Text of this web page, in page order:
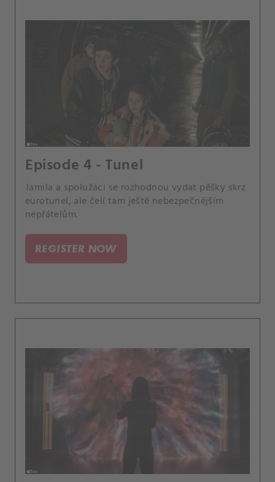
Episode 4 - Tunel
Jamila a spolužáci se rozhodnou vydat pěšky skrz
eurotunel, ale čelí tam ještě nebezpečnějším
nepřátelům.
REGISTER NOW